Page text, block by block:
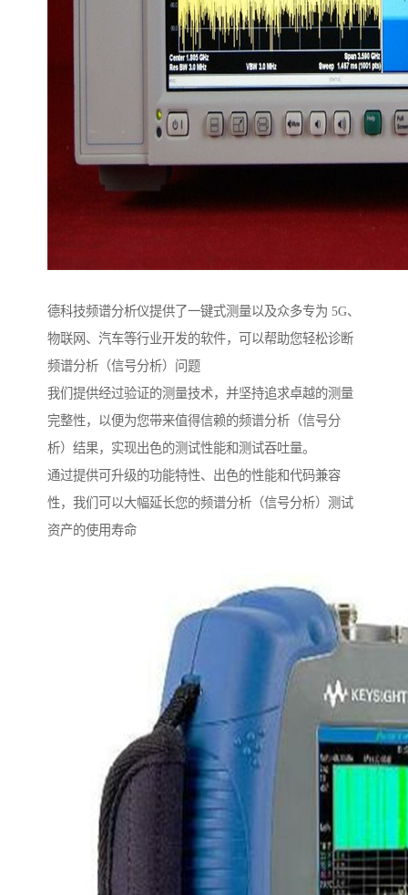
德科技频谱分析仪提供了一键式测量以及众多专为 5G、
物联网、汽车等行业开发的软件，可以帮助您轻松诊断
频谱分析（信号分析）问题
我们提供经过验证的测量技术，并坚持追求卓越的测量
完整性，以便为您带来值得信赖的频谱分析（信号分
析）结果，实现出色的测试性能和测试吞吐量。
通过提供可升级的功能特性、出色的性能和代码兼容
性，我们可以大幅延长您的频谱分析（信号分析）测试
资产的使用寿命